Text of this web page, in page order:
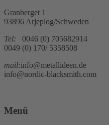
Granberget 1
93896 Arjeplog/Schweden
Tel: 0046 (0) 705682914
0049 (0) 170/ 5358508
mail:
info@nordic-blacksmith.com
Menü